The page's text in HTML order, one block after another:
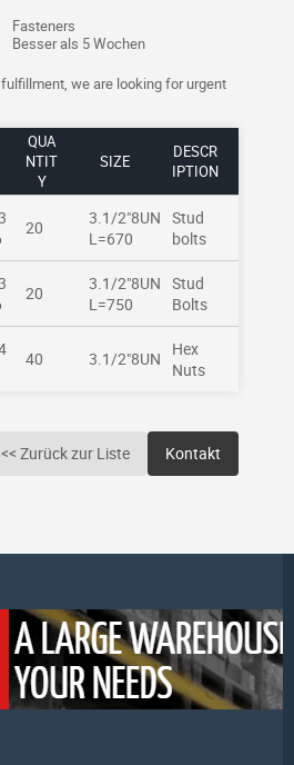
Fasteners
Besser als 5 Wochen
we are looking for urgent
QUA
NTIT
Y
SIZE
DESCR
IPTION
20
3.1/2"8UN
L=670
Stud
bolts
20
3.1/2"8UN
L=750
Stud
Bolts
40 3.1/2"8UN
Hex
Nuts
<< Zurück zur Liste Kontakt